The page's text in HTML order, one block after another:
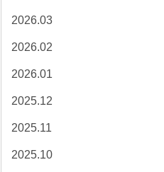
2026.03
2026.02
2026.01
2025.12
2025.11
2025.10